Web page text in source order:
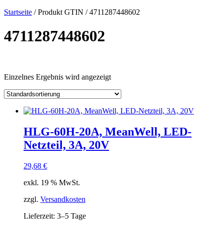
Startseite / Produkt GTIN / 4711287448602
4711287448602
Kategorie
Hersteller
Lieferzeiten
Auf Lager
Ausgangsspannung
Ausgangsstrom
Ausgang Anschluss
Eingangsspannung
einstellbar
passiv(1)
Schnittstelle
Einzelnes Ergebnis wird angezeigt
HLG-60H-20A, MeanWell, LED-
Netzteil, 3A, 20V
29,68 €
exkl. 19 % MwSt.
zzgl. Versandkosten
Lieferzeit: 3–5 Tage